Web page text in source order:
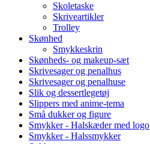
Skoletaske
Skriveartikler
Trolley
Skønhed
Smykkeskrin
Skønheds- og makeup-sæt
Skrivesager og penalhus
Skrivesager og penalhuse
Slik og dessertlegetøj
Slippers med anime-tema
Små dukker og figure
Smykker - Halskæder med logo
Smykker - Halssmykker